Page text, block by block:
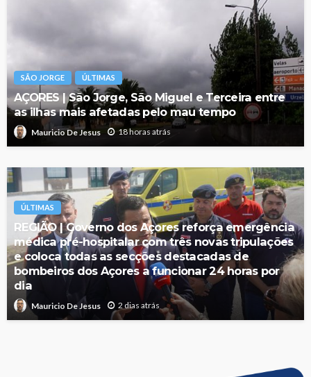
SÃO JORGE ÚLTIMAS
AÇORES | São Jorge, São Miguel e Terceira entre
as ilhas mais afetadas pelo mau tempo
Mauricio De Jesus 18 horas atrás
ÚLTIMAS
REGIÃO | Governo dos Açores reforça emergência
médica pré-hospitalar com três novas tripulações
e coloca todas as secções destacadas de
bombeiros dos Açores a funcionar 24 horas por
dia
Mauricio De Jesus 2 dias atrás